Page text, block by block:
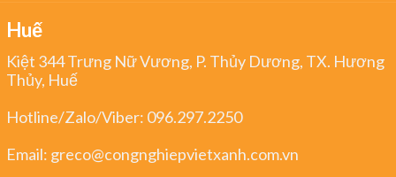
Huế
Kiệt 344 Trưng Nữ Vương, P. Thủy Dương, TX. Hương
Thủy, Huế
Hotline/Zalo/Viber: 096.297.2250
Email: greco@congnghiepvietxanh.com.vn